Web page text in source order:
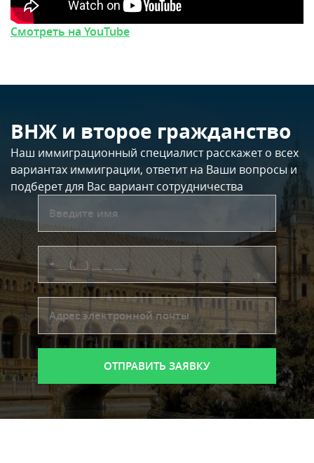
Смотреть на YouTube
ВНЖ и второе гражданство
Наш иммиграционный специалист расскажет о всех
вариантах иммиграции, ответит на Ваши вопросы и
подберет для Вас вариант сотрудничества